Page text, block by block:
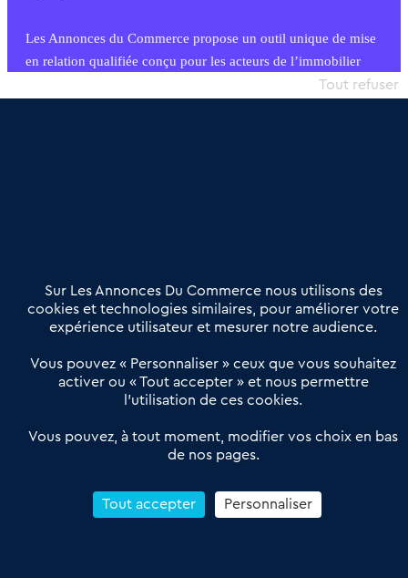
Les Annonces du Commerce propose un outil unique de mise
en relation qualifiée conçu pour les acteurs de l’immobilier
commercial et les collectivités territoriales, simple et intégrant
Offres Pro
Actualités
Qui sommes nous ?
Derniers articles
Réseau 3C : un partenaire national dédié aux transactions
Petitscommerces : Un partenariat au service du commerce de
proximité et des territoires
Reprendre un Restaurant Rapide
Sur Les Annonces Du Commerce nous utilisons des
cookies et technologies similaires, pour améliorer votre
expérience utilisateur et mesurer notre audience.
Vous pouvez « Personnaliser » ceux que vous souhaitez
activer ou « Tout accepter » et nous permettre
l’utilisation de ces cookies.
Vous pouvez, à tout moment, modifier vos choix en bas
de nos pages.
Tout accepter
Tout refuser
Personnaliser